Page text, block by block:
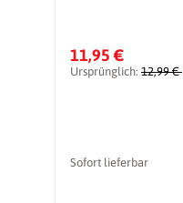
11,95 €
Ursprünglich: 12,99 €
Sofort lieferbar